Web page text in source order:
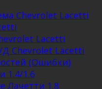
Chevrolet Lacetti
Lacetti
Chevrolet Lacetti
(Ошибки)
1.4/1.6
Лачетти 1.8